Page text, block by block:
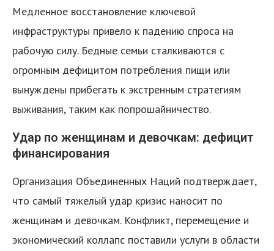
Медленное восстановление ключевой
инфраструктуры привело к падению спроса на
рабочую силу. Бедные семьи сталкиваются с
огромным дефицитом потребления пищи или
вынуждены прибегать к экстренным стратегиям
выживания, таким как попрошайничество.
Удар по женщинам и девочкам: дефицит
финансирования
Организация Объединенных Наций подтверждает,
что самый тяжелый удар кризис наносит по
женщинам и девочкам. Конфликт, перемещение и
экономический коллапс поставили услуги в области